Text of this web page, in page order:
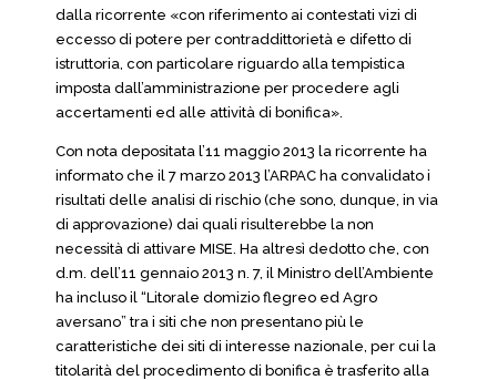
dalla ricorrente «con riferimento ai contestati vizi di
eccesso di potere per contraddittorietà e difetto di
istruttoria, con particolare riguardo alla tempistica
imposta dall’amministrazione per procedere agli
accertamenti ed alle attività di bonifica».
Con nota depositata l’11 maggio 2013 la ricorrente ha
informato che il 7 marzo 2013 l’ARPAC ha convalidato i
risultati delle analisi di rischio (che sono, dunque, in via
di approvazione) dai quali risulterebbe la non
necessità di attivare MISE. Ha altresì dedotto che, con
d.m. dell’11 gennaio 2013 n. 7, il Ministro dell’Ambiente
ha incluso il “Litorale domizio flegreo ed Agro
aversano” tra i siti che non presentano più le
caratteristiche dei siti di interesse nazionale, per cui la
titolarità del procedimento di bonifica è trasferito alla